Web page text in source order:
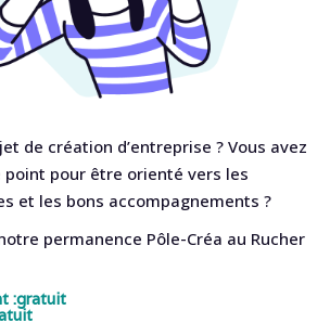
de création d’entreprise ? Vous avez
point pour être orienté vers les
et les bons accompagnements ?
permanence Pôle-Créa au Rucher
:gratuit